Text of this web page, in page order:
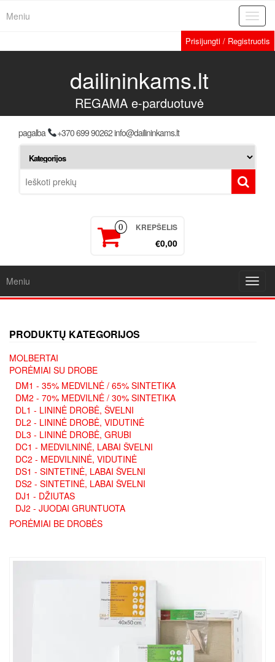
Meniu
Prisijungti / Registruotis
dailininkams.lt
REGAMA e-parduotuvė
pagalba +370 699 90262 info@dailininkams.lt
0 KREPŠELIS
€0,00
Meniu
PRODUKTŲ KATEGORIJOS
MOLBERTAI
PORĖMIAI SU DROBE
DM1 - 35% MEDVILNĖ / 65% SINTETIKA
DM2 - 70% MEDVILNĖ / 30% SINTETIKA
DL1 - LININĖ DROBĖ, ŠVELNI
DL2 - LININĖ DROBĖ, VIDUTINĖ
DL3 - LININĖ DROBĖ, GRUBI
DC1 - MEDVILNINĖ, LABAI ŠVELNI
DC2 - MEDVILNINĖ, VIDUTINĖ
DS1 - SINTETINĖ, LABAI ŠVELNI
DS2 - SINTETINĖ, LABAI ŠVELNI
DJ1 - DŽIUTAS
DJ2 - JUODAI GRUNTUOTA
PORĖMIAI BE DROBĖS